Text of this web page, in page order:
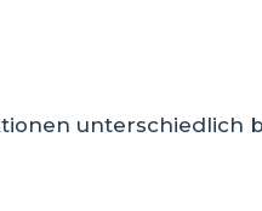
unterschiedlich